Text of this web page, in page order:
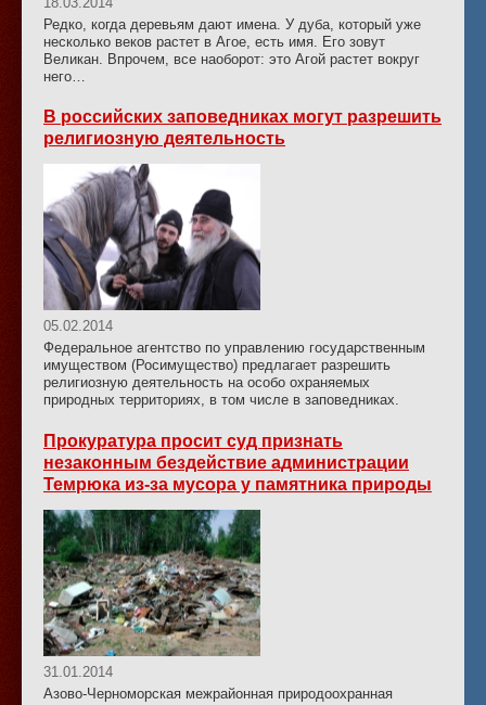
Редко, когда деревьям дают имена. У дуба, который уже
несколько веков растет в Агое, есть имя. Его зовут
Великан. Впрочем, все наоборот: это Агой растет вокруг
него…
В российских заповедниках могут разрешить
религиозную деятельность
05.02.2014
Федеральное агентство по управлению государственным
имуществом (Росимущество) предлагает разрешить
религиозную деятельность на особо охраняемых
природных территориях, в том числе в заповедниках.
Прокуратура просит суд признать
незаконным бездействие администрации
Темрюка из-за мусора у памятника природы
31.01.2014
Азово-Черноморская межрайонная природоохранная